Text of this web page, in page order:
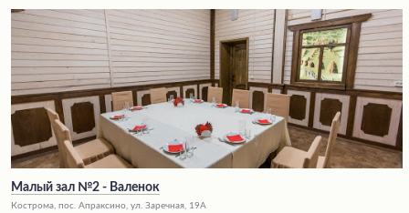
Малый зал №2 - Валенок
Кострома, пос. Апраксино, ул. Заречная, 19А